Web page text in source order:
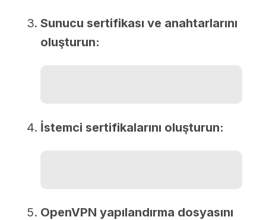
Sunucu sertifikası ve anahtarlarını
oluşturun:
İstemci sertifikalarını oluşturun:
OpenVPN yapılandırma dosyasını